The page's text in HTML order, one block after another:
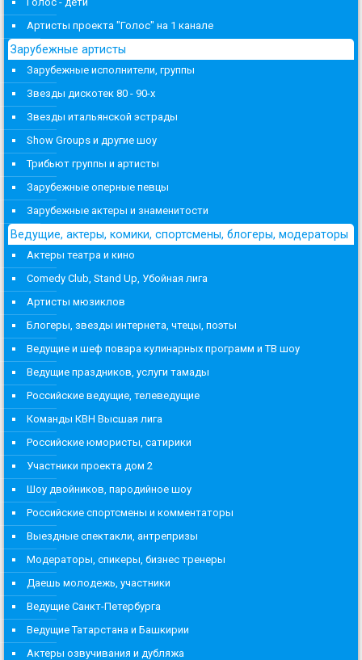
Артисты проекта "Голос" на 1 канале
Зарубежные артисты
Зарубежные исполнители, группы
Звезды дискотек 80 - 90-х
Звезды итальянской эстрады
Show Groups и другие шоу
Трибьют группы и артисты
Зарубежные оперные певцы
Зарубежные актеры и знаменитости
Ведущие, актеры, комики, спортсмены, блогеры, модераторы
Актеры театра и кино
Comedy Club, Stand Up, Убойная лига
Артисты мюзиклов
Блогеры, звезды интернета, чтецы, поэты
Ведущие и шеф повара кулинарных программ и ТВ шоу
Ведущие праздников, услуги тамады
Российские ведущие, телеведущие
Команды КВН Высшая лига
Российские юмористы, сатирики
Участники проекта дом 2
Шоу двойников, пародийное шоу
Российские спортсмены и комментаторы
Выездные спектакли, антрепризы
Модераторы, спикеры, бизнес тренеры
Даешь молодежь, участники
Ведущие Санкт-Петербурга
Ведущие Татарстана и Башкирии
Актеры озвучивания и дубляжа